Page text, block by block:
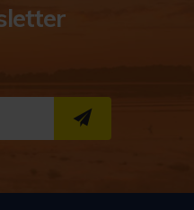
S''INSCRIRE